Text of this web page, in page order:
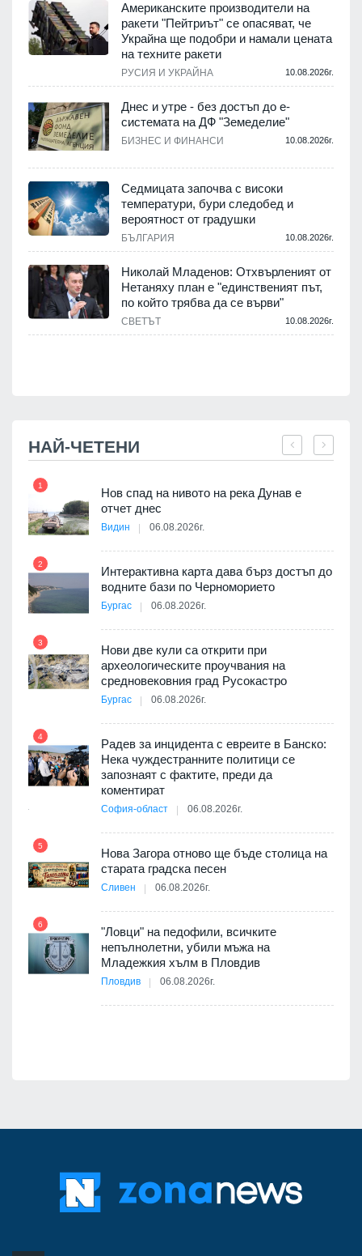
Американските производители на
ракети "Пейтриът" се опасяват, че
Украйна ще подобри и намали цената
на техните ракети
РУСИЯ И УКРАЙНА 10.08.2026г.
Днес и утре - без достъп до е-
системата на ДФ "Земеделие"
БИЗНЕС И ФИНАНСИ 10.08.2026г.
Седмицата започва с високи
температури, бури следобед и
вероятност от градушки
БЪЛГАРИЯ 10.08.2026г.
Николай Младенов: Отхвърленият от
Нетаняху план е "единственият път,
по който трябва да се върви"
СВЕТЪТ 10.08.2026г.
НАЙ-ЧЕТЕНИ
1
Нов спад на нивото на река Дунав е
отчет днес
Видин 06.08.2026г.
2
Интерактивна карта дава бърз достъп до
водните бази по Черноморието
Бургас 06.08.2026г.
3
Нови две кули са открити при
археологическите проучвания на
средновековния град Русокастро
Бургас 06.08.2026г.
4
Радев за инцидента с евреите в Банско:
Нека чуждестранните политици се
запознаят с фактите, преди да
коментират
София-област 06.08.2026г.
5
Нова Загора отново ще бъде столица на
старата градска песен
Сливен 06.08.2026г.
6
"Ловци" на педофили, всичките
непълнолетни, убили мъжа на
Младежкия хълм в Пловдив
Пловдив 06.08.2026г.